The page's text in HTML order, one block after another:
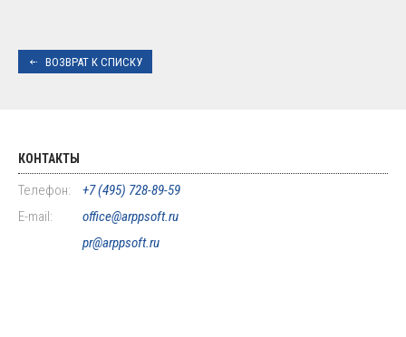
ВОЗВРАТ К СПИСКУ
КОНТАКТЫ
Телефон:
+7 (495) 728-89-59
E-mail:
office@arppsoft.ru
pr@arppsoft.ru